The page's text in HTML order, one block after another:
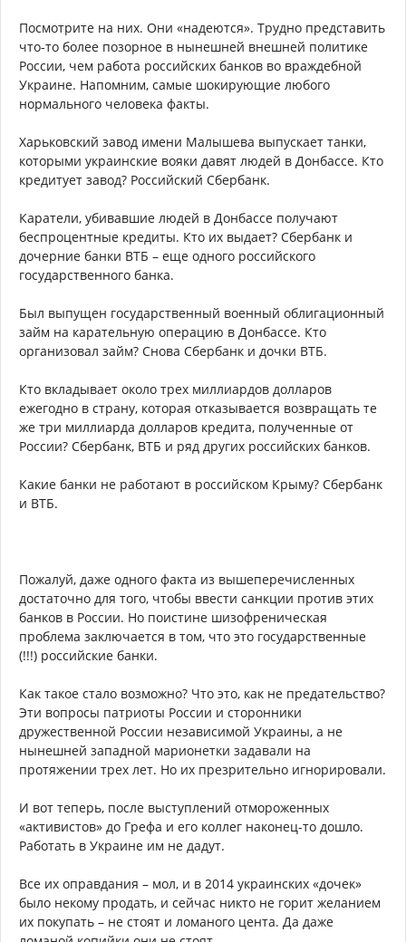
Посмотрите на них. Они «надеются». Трудно представить
что-то более позорное в нынешней внешней политике
России, чем работа российских банков во враждебной
Украине. Напомним, самые шокирующие любого
нормального человека факты.
Харьковский завод имени Малышева выпускает танки,
которыми украинские вояки давят людей в Донбассе. Кто
кредитует завод? Российский Сбербанк.
Каратели, убивавшие людей в Донбассе получают
беспроцентные кредиты. Кто их выдает? Сбербанк и
дочерние банки ВТБ – еще одного российского
государственного банка.
Был выпущен государственный военный облигационный
займ на карательную операцию в Донбассе. Кто
организовал займ? Снова Сбербанк и дочки ВТБ.
Кто вкладывает около трех миллиардов долларов
ежегодно в страну, которая отказывается возвращать те
же три миллиарда долларов кредита, полученные от
России? Сбербанк, ВТБ и ряд других российских банков.
Какие банки не работают в российском Крыму? Сбербанк
и ВТБ.
Пожалуй, даже одного факта из вышеперечисленных
достаточно для того, чтобы ввести санкции против этих
банков в России. Но поистине шизофреническая
проблема заключается в том, что это государственные
(!!!) российские банки.
Как такое стало возможно? Что это, как не предательство?
Эти вопросы патриоты России и сторонники
дружественной России независимой Украины, а не
нынешней западной марионетки задавали на
протяжении трех лет. Но их презрительно игнорировали.
И вот теперь, после выступлений отмороженных
«активистов» до Грефа и его коллег наконец-то дошло.
Работать в Украине им не дадут.
Все их оправдания – мол, и в 2014 украинских «дочек»
было некому продать, и сейчас никто не горит желанием
их покупать – не стоят и ломаного цента. Да даже